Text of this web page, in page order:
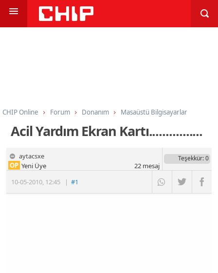
CHIP Online Forum Donanım Masaüstü Bilgisayarlar
Acil Yardım Ekran Kartı................
aytacsxe
10-05-2010, 12:45 |#1
OP Yeni Üye
Teşekkür: 0
22mesaj